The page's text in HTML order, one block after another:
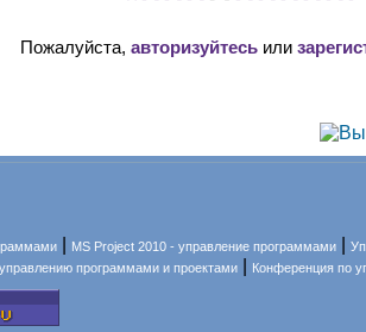
Пожалуйста,авторизуйтесь или
MS Project 2010 - управление программами
управлению программами и проектами
Конференция по